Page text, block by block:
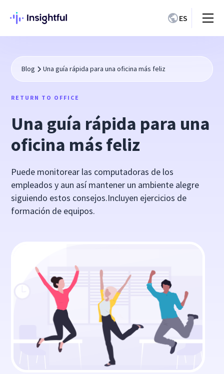
ES
Blog Una guía rápida para una oficina más feliz
RETURN TO OFFICE
Una guía rápida para una
oficina más feliz
Puede monitorear las computadoras de los
empleados y aun así mantener un ambiente alegre
siguiendo estos consejos.Incluyen ejercicios de
formación de equipos.